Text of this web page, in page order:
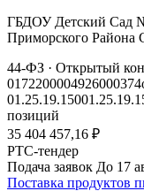
ГБДОУ Детский Сад
Приморского Района
44-ФЗ · Открытый
0172200004926000374
01.25.19.150
позиций
35 404 457,16 ₽
РТС-тендер
Подача заявок До 17
Поставка продуктов